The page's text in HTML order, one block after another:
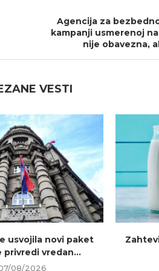
Agencija za
kampanji usmerenoj
nije obavezna,
VESTI
usvojila novi paket
privredi vredan...
08/2026